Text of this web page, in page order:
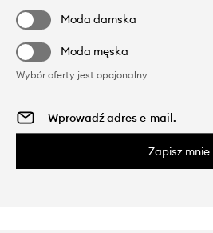
Moda damska
Moda męska
Wybór oferty jest opcjonalny
Zapisz mnie